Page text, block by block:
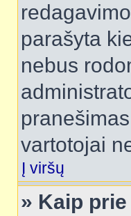
parašyta
nebus
vartotojai
Į viršų
» Kaip